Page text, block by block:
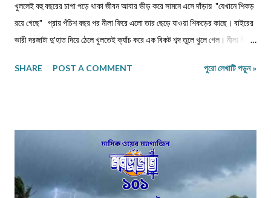
খুললেই বহু বছরের চাপা পড়ে থাকা জীবন আবার ভীড় করে সামনে এসে দাঁড়ায় "যেখানে শিকড়
রয়ে গেছে" প্রায় পঁচিশ বছর পর নীলা ফিরে এলো তার ছেড়ে যাওয়া শিকড়ের কাছে। বাইরের
ভারী দরজাটা দু'হাত দিয়ে ঠেলে খুলতেই ক্যাঁচ করে এক বিকট শব্দ তুলে খুলে গেল। নীলা ধীরে
থমকে দাঁড়িয়ে আছে। আজও একইভাবে দাঁড়িয়ে আছে উঠোনের একধারে নিজে থেকে বেড়ে
—দুই বোনকেই ফুল তুলতে হবে। দেখতে দেখতে মহালয়ার দিন এসে যেত। ভোরবেলায়
বীরেন্দ্রকৃষ্ণ ভদ্রের কণ্ঠে চণ্ডীপাঠ শুরু হতেই সারা বাড়ি যেন এক মঙ্গলময় আবহে ভরে
উঠত। সেই দিন থেকেই শুরু হয়ে যেত মা, কাকিমা আর জেঠিমাদের ব্যস্ততা। পুজোয় আসা
অতিথিদের জন্য নানারকম মিষ্টি তৈরির ধুম পড়ে ...
SHARE POST A COMMENT পুরো লেখাটি পড়ুন »